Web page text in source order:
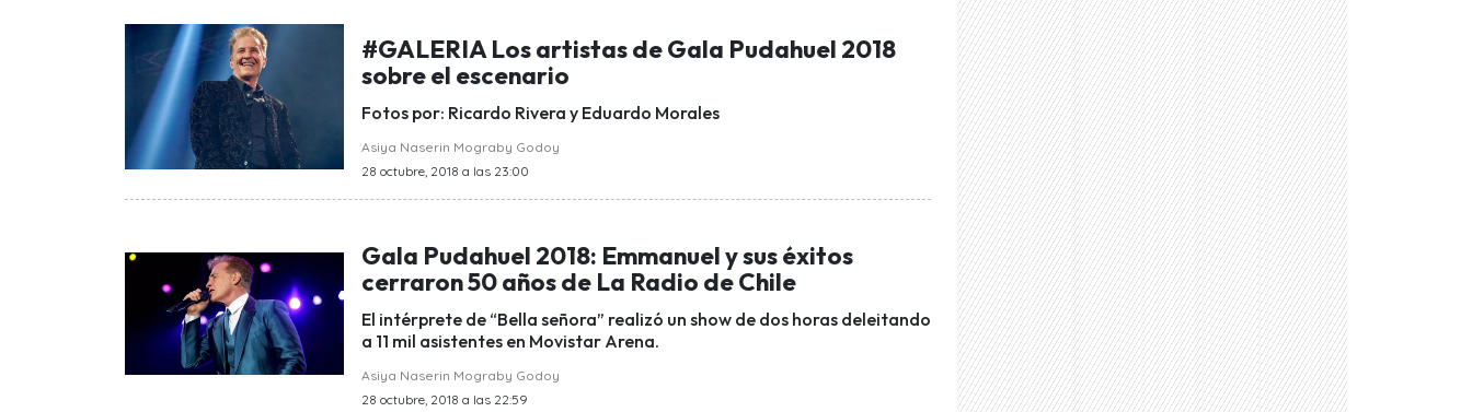
#GALERIA Los artistas de Gala Pudahuel 2018
sobre el escenario
Fotos por: Ricardo Rivera y Eduardo Morales
Asiya Naserin Mograby Godoy
28 octubre, 2018 a las 23:00
Gala Pudahuel 2018: Emmanuel y sus éxitos
cerraron 50 años de La Radio de Chile
El intérprete de “Bella señora” realizó un show de dos horas deleitando
a 11 mil asistentes en Movistar Arena.
Asiya Naserin Mograby Godoy
28 octubre, 2018 a las 22:59